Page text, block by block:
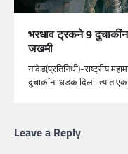
भरधाव ट्रकने 9
जखमी
नांदेड(प्रतिनिधी)-राष्ट्रीय
दुचाकींना धडक दिली. त्यात
Leave a Reply